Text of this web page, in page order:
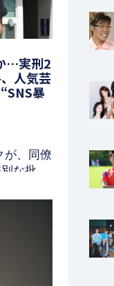
…実刑2
人気芸
暴
が、同僚
な批判